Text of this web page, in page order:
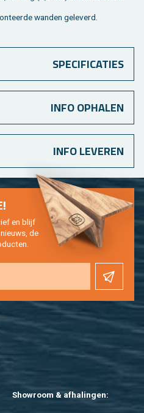
wan­den ge­le­verd.
SPECIFICATIES
INFO OPHALEN
INFO LEVEREN
Show­room & af­ha­lin­gen:
en blijf
de